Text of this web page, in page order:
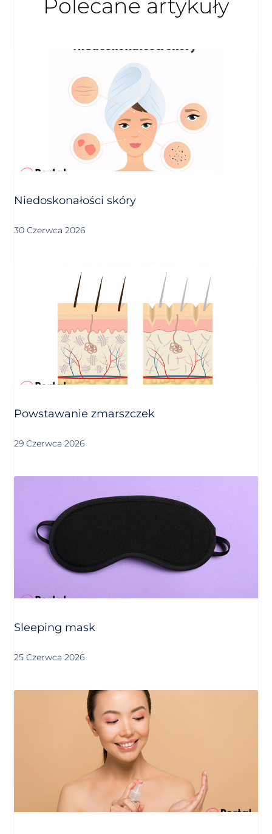
Polecane artykuły
Niedoskonałości skóry
30 Czerwca 2026
Powstawanie zmarszczek
29 Czerwca 2026
Sleeping mask
25 Czerwca 2026